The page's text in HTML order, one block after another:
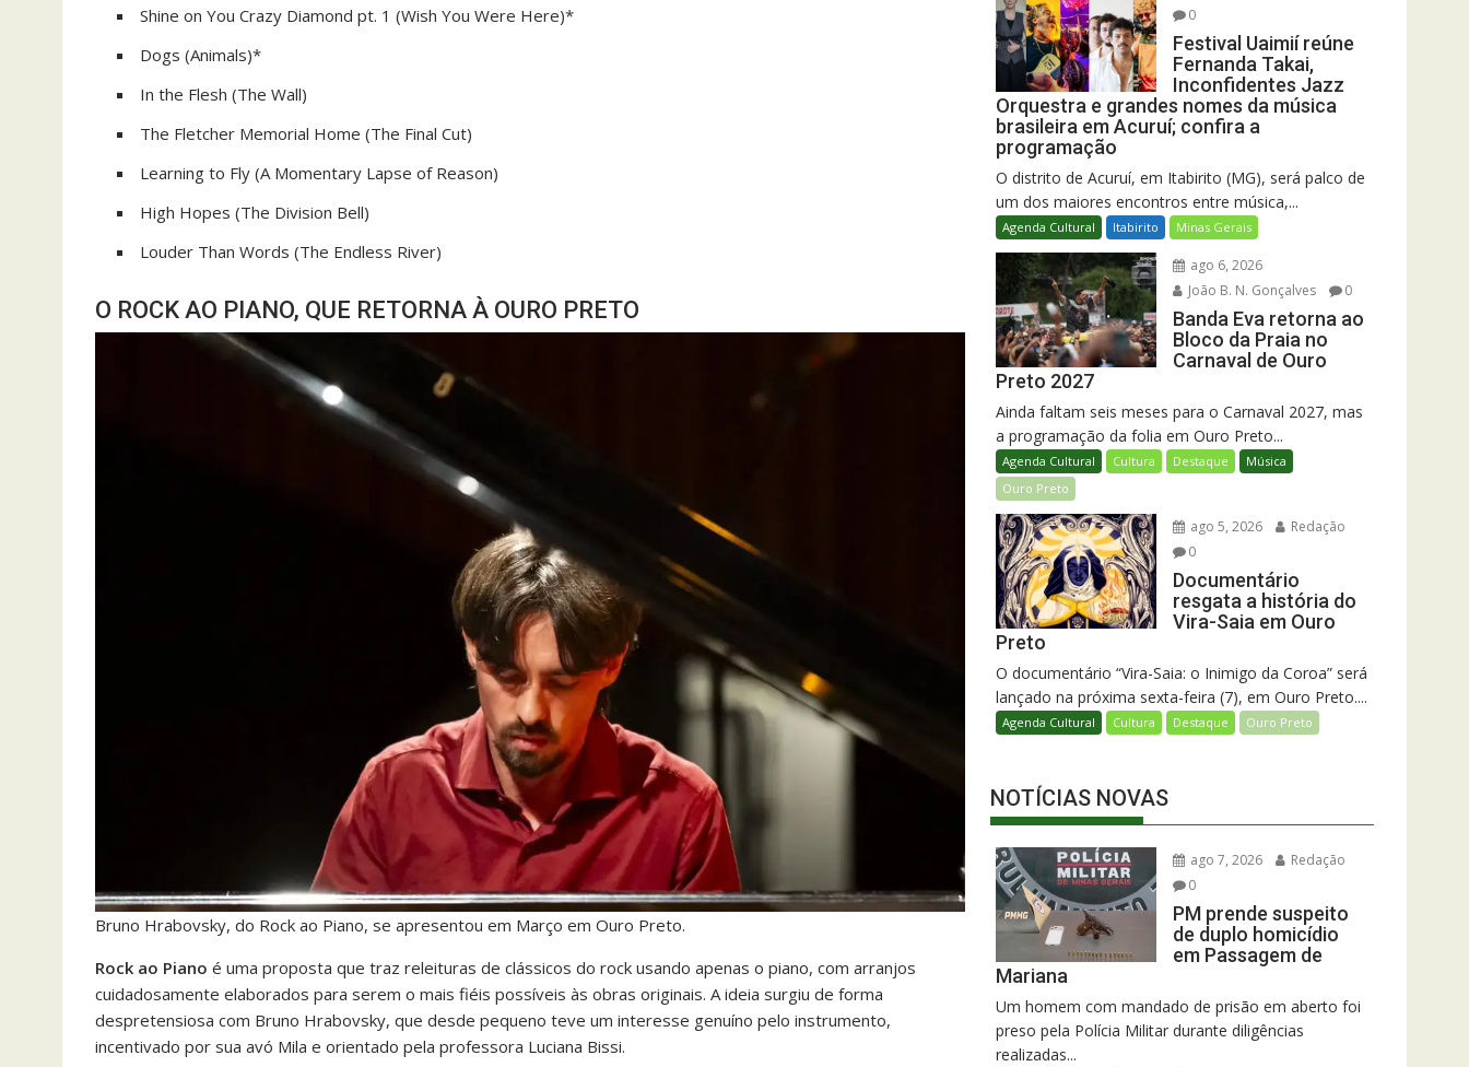
Shine on You Crazy Diamond pt. 1 (Wish You Were Here)*
Dogs (Animals)*
In the Flesh (The Wall)
The Fletcher Memorial Home (The Final Cut)
Learning to Fly (A Momentary Lapse of Reason)
High Hopes (The Division Bell)
Louder Than Words (The Endless River)
O ROCK AO PIANO, QUE RETORNA À OURO PRETO
Bruno Hrabovsky, do Rock ao Piano, se apresentou em Março em Ouro Preto.
Rock ao Piano é uma proposta que traz releituras de clássicos do rock usando apenas o piano, com arranjos
cuidadosamente elaborados para serem o mais fiéis possíveis às obras originais. A ideia surgiu de forma
despretensiosa com Bruno Hrabovsky, que desde pequeno teve um interesse genuíno pelo instrumento,
incentivado por sua avó Mila e orientado pela professora Luciana Bissi.
0
Festival Uaimií reúne
Fernanda Takai,
Inconfidentes Jazz
Orquestra e grandes nomes da música
brasileira em Acuruí; confira a
programação
O distrito de Acuruí, em Itabirito (MG), será palco de
um dos maiores encontros entre música,...
Agenda Cultural Itabirito Minas Gerais
ago 6, 2026
João B. N. Gonçalves
0
Banda Eva retorna ao
Bloco da Praia no
Carnaval de Ouro
Preto 2027
Ainda faltam seis meses para o Carnaval 2027, mas
a programação da folia em Ouro Preto...
Agenda Cultural Cultura Destaque
Música
Ouro Preto
ago 5, 2026
Redação
0
Documentário
resgata a história do
Vira-Saia em Ouro
Preto
O documentário “Vira-Saia: o Inimigo da Coroa” será
lançado na próxima sexta-feira (7), em Ouro Preto....
Agenda Cultural Cultura Destaque Ouro Preto
NOTÍCIAS NOVAS
ago 7, 2026
Redação
0
PM prende suspeito
de duplo homicídio
em Passagem de
Mariana
Um homem com mandado de prisão em aberto foi
preso pela Polícia Militar durante diligências
realizadas...